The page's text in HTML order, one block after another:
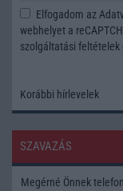
Elfogadom az
webhelyet a
szolgáltatási feltételek
Korábbi hírlevelek
SZAVAZÁS
Megérné Önnek